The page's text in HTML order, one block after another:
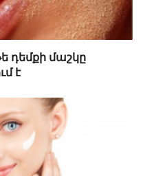
դեմքի մաշկը
է